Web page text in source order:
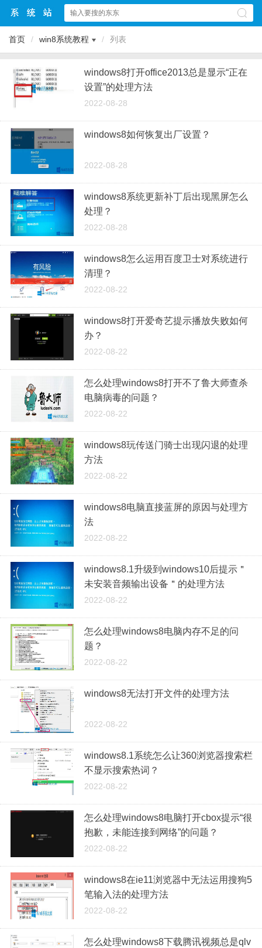
首页 / win8系统教程 / 列表
windows8打开office2013总是显示“正在
设置”的处理方法
2022-08-28
windows8如何恢复出厂设置？
2022-08-28
windows8系统更新补丁后出现黑屏怎么
处理？
2022-08-28
windows8怎么运用百度卫士对系统进行
清理？
2022-08-22
windows8打开爱奇艺提示播放失败如何
办？
2022-08-22
怎么处理windows8打开不了鲁大师查杀
电脑病毒的问题？
2022-08-22
windows8玩传送门骑士出现闪退的处理
方法
2022-08-22
windows8电脑直接蓝屏的原因与处理方
法
2022-08-22
windows8.1升级到windows10后提示＂
未安装音频输出设备＂的处理方法
2022-08-22
怎么处理windows8电脑内存不足的问
题？
2022-08-22
windows8无法打开文件的处理方法
2022-08-22
windows8.1系统怎么让360浏览器搜索栏
不显示搜索热词？
2022-08-22
怎么处理windows8电脑打开cbox提示“很
抱歉，未能连接到网络”的问题？
2022-08-22
windows8在ie11浏览器中无法运用搜狗5
笔输入法的处理方法
2022-08-22
怎么处理windows8下载腾讯视频总是qlv